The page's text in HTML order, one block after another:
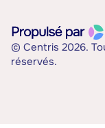
© Centris 2026.
réservés.